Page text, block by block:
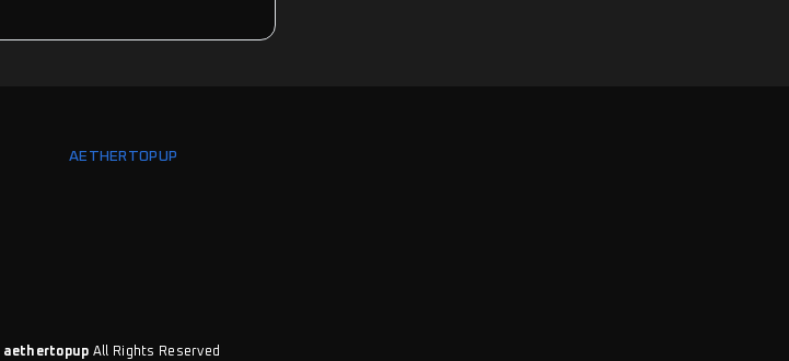
AETHERTOPUP
aethertopup All Rights Reserved